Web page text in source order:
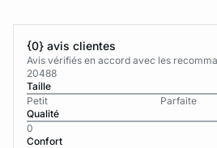
{0} avis clientes
Avis vérifiés en accord avec les
20488
Taille
Petit
Parfaite
Qualité
0
Confort